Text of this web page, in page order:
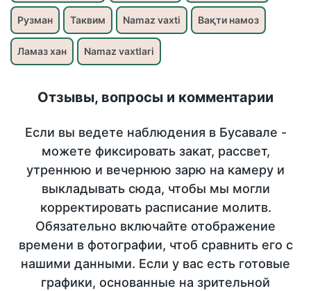
Рузман Таквим Namaz vaxti Вақти намоз
Ламаз хан Namaz vaxtlari
Отзывы, вопросы и комментарии
Если вы ведете наблюдения в Бусавале -
можете фиксировать закат, рассвет,
утреннюю и вечернюю зарю на камеру и
выкладывать сюда, чтобы мы могли
корректировать расписание молитв.
Обязательно включайте отображение
времени в фотографии, чтоб сравнить его с
нашими данными. Если у вас есть готовые
графики, основанные на зрительной